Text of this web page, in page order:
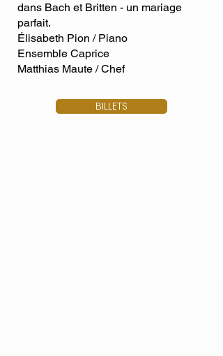
dans Bach et Britten - un mariage
parfait.
Élisabeth Pion / Piano
Ensemble Caprice
Matthias Maute / Chef
BILLETS